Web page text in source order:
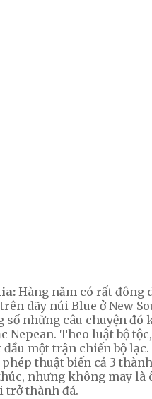
Hàng năm có rất đông
dãy núi Blue ở New
số những câu chuyện đó
Nepean. Theo luật bộ
đầu một trận chiến bộ
thuật biến cả 3
nhưng không may là
trở thành đá.